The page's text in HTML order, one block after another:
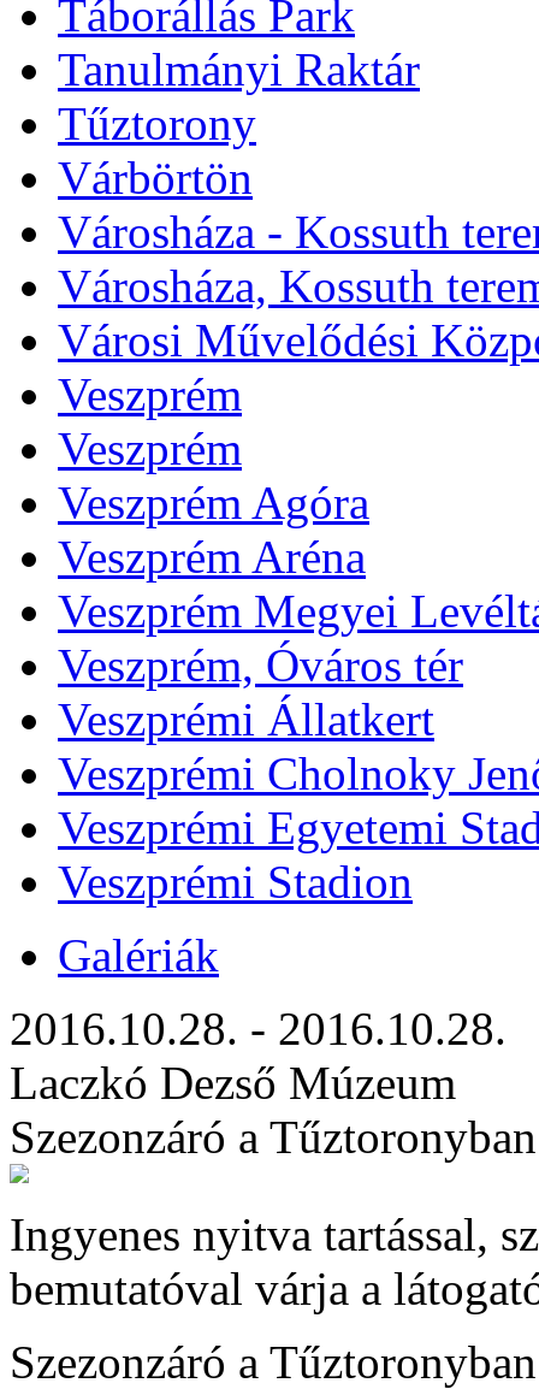
Táborállás Park
Tanulmányi Raktár
Tűztorony
Várbörtön
Városháza - Kossuth
Városháza, Kossuth
Városi Művelődési
Veszprém
Veszprém
Veszprém Agóra
Veszprém Aréna
Veszprém Megyei
Veszprém, Óváros tér
Veszprémi Állatkert
Veszprémi Cholnoky
Veszprémi Egyetemi
Veszprémi Stadion
Galériák
2016.10.28. - 2016.10.28.
Laczkó Dezső Múzeum
Szezonzáró a Tűztoronyban
Ingyenes nyitva tartással,
bemutatóval várja a
Szezonzáró a Tűztoronyban